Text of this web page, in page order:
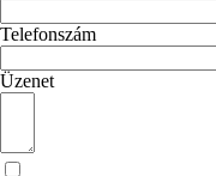
Telefonszám
Üzenet